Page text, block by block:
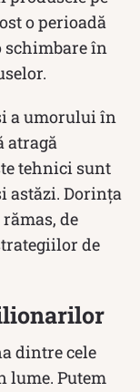
o perioadă
schimbare în
a umorului în
atragă
tehnici sunt
astăzi. Dorința
de
de
dintre cele
lume. Putem